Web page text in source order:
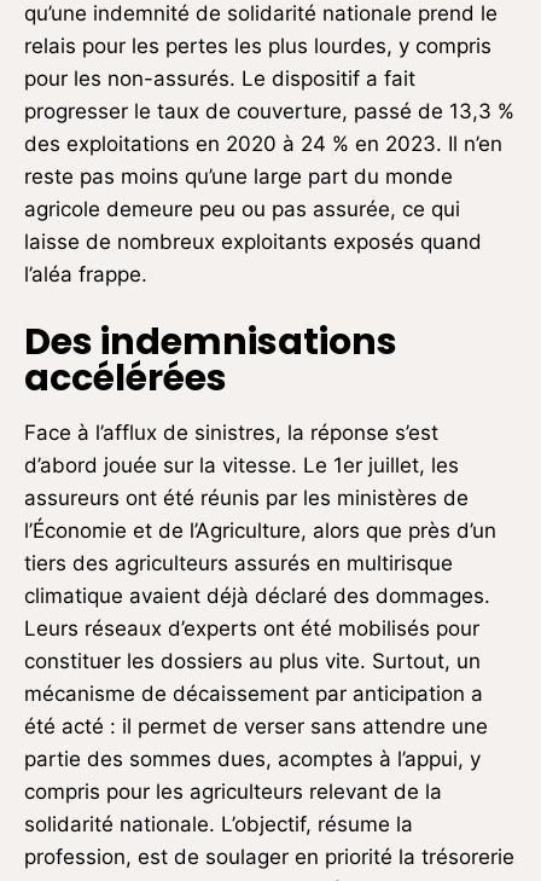
qu’une indemnité de solidarité nationale prend le
relais pour les pertes les plus lourdes, y compris
pour les non-assurés. Le dispositif a fait
progresser le taux de couverture, passé de 13,3 %
des exploitations en 2020 à 24 % en 2023. Il n’en
reste pas moins qu’une large part du monde
agricole demeure peu ou pas assurée, ce qui
laisse de nombreux exploitants exposés quand
l’aléa frappe.
Des indemnisations
accélérées
Face à l’afflux de sinistres, la réponse s’est
d’abord jouée sur la vitesse. Le 1er juillet, les
assureurs ont été réunis par les ministères de
l’Économie et de l’Agriculture, alors que près d’un
tiers des agriculteurs assurés en multirisque
climatique avaient déjà déclaré des dommages.
Leurs réseaux d’experts ont été mobilisés pour
constituer les dossiers au plus vite. Surtout, un
mécanisme de décaissement par anticipation a
été acté : il permet de verser sans attendre une
partie des sommes dues, acomptes à l’appui, y
compris pour les agriculteurs relevant de la
solidarité nationale. L’objectif, résume la
profession, est de soulager en priorité la trésorerie